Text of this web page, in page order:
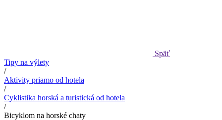
Späť
Tipy na výlety
/
Aktivity priamo od hotela
/
Cyklistika horská a turistická od hotela
/
Bicyklom na horské chaty